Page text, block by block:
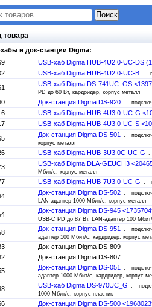
товара
и док-станции Digma:
USB-хаб Digma HUB-4U2.0-UC-DS
USB-хаб Digma HUB-4U2.0-UC-B
USB-хаб Digma DS-741UC_GS
PD до 60 Вт, кардридер, корпус металл
Док-станция Digma DS-920
USB-хаб Digma HUB-4U3.0-UC-G
USB-хаб Digma HUB-4U3.0-UC-S
Док-станция Digma DS-501
корпус металл
USB-хаб Digma HUB-3U3.0С-UC-G
USB-хаб Digma DLA-GEUCH3
Мбит/с, корпус металл
USB-хаб Digma HUB-7U3.0-UC-G
Док-станция Digma DS-502
LAN-адаптер 1000 Мбит/с, корпус металл
Док-станция Digma DS-945
USB-C PD до 87 Вт, LAN-адаптер 100
Док-станция Digma DS-951
адаптер 100 Мбит/с, кардридер, корпус
Док-станция Digma DS-809
Док-станция Digma DS-807
Док-станция Digma DS-051
адаптер 1000 Мбит/с, кардридер, корпус
USB-хаб Digma DS-970UC_G
1000 Мбит/с, корпус пластик
Док-станция Digma DS-500